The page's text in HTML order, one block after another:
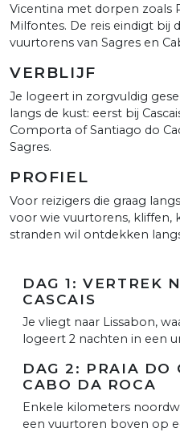
Vicentina met dorpen zoals
Milfontes. De reis eindigt bij
vuurtorens van Sagres en
VERBLIJF
Je logeert in zorgvuldig
langs de kust: eerst bij
Comporta of Santiago do
Sagres.
PROFIEL
Voor reizigers die graag
voor wie vuurtorens, kliffen,
stranden wil ontdekken
DAG 1: VERTREK
CASCAIS
Je vliegt naar Lissabon,
logeert 2 nachten in een
DAG 2: PRAIA DO
CABO DA ROCA
Enkele kilometers
een vuurtoren boven op